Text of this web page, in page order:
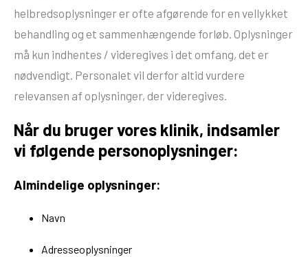
helbredsoplysninger er ofte afgørende for en vellykket
behandling og et sammenhængende forløb. Oplysninger
må kun indhentes / videregives i det omfang, det er
nødvendigt. Personalet vil derfor altid vurdere
relevansen af oplysninger, der videregives.
Når du bruger vores klinik, indsamler
vi følgende personoplysninger:
Almindelige oplysninger:
Navn
Adresseoplysninger